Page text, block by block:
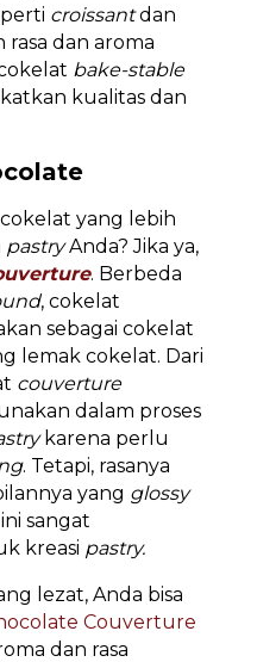
croissantdan
rasa dan aroma
bake-stable
kualitas dan
yang lebih
pastryAnda? Jika ya,
. Berbeda
, cokelat
sebagai cokelat
lemak cokelat. Dari
couverture
dalam proses
karena perlu
. Tetapi, rasanya
yang glossy
sangat
kreasi pastry.
lezat, Anda bisa
Couverture
dan rasa